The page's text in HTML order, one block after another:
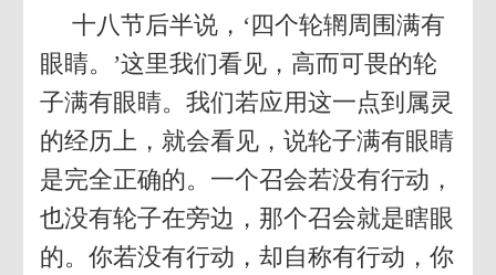
十八节后半说，‘四个轮辋周围满有
眼睛。’这里我们看见，高而可畏的轮
子满有眼睛。我们若应用这一点到属灵
的经历上，就会看见，说轮子满有眼睛
是完全正确的。一个召会若没有行动，
也没有轮子在旁边，那个召会就是瞎眼
的。你若没有行动，却自称有行动，你